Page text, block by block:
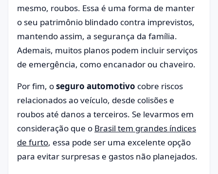
mesmo, roubos. Essa é uma forma de manter
o seu patrimônio blindado contra imprevistos,
mantendo assim, a segurança da família.
Ademais, muitos planos podem incluir serviços
de emergência, como encanador ou chaveiro.
Por fim, oseguro automotivo cobre riscos
relacionados ao veículo, desde colisões e
roubos até danos a terceiros. Se levarmos em
consideração que o Brasil tem grandes índices
de furto, essa pode ser uma excelente opção
para evitar surpresas e gastos não planejados.